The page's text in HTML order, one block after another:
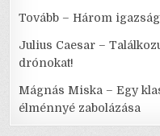
Tovább – Három
Julius Caesar –
drónokat!
Mágnás Miska – Egy
élménnyé zabolázása